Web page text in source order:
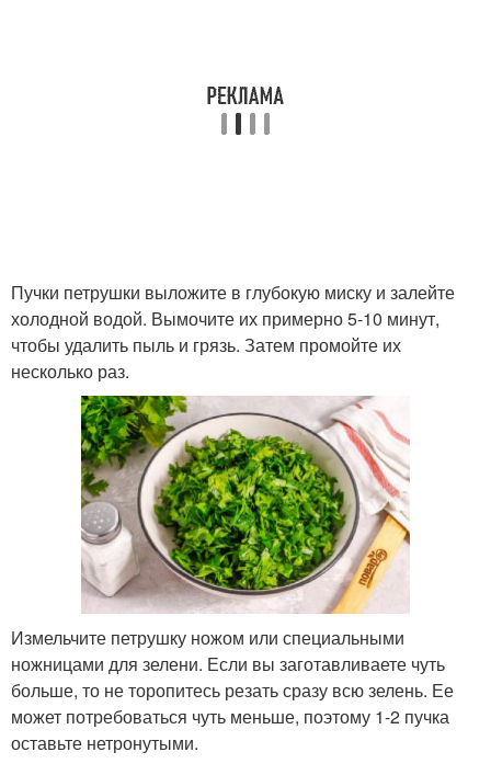
Пучки петрушки выложите в глубокую миску и залейте
холодной водой. Вымочите их примерно 5-10 минут,
чтобы удалить пыль и грязь. Затем промойте их
несколько раз.
Измельчите петрушку ножом или специальными
ножницами для зелени. Если вы заготавливаете чуть
больше, то не торопитесь резать сразу всю зелень. Ее
может потребоваться чуть меньше, поэтому 1-2 пучка
оставьте нетронутыми.